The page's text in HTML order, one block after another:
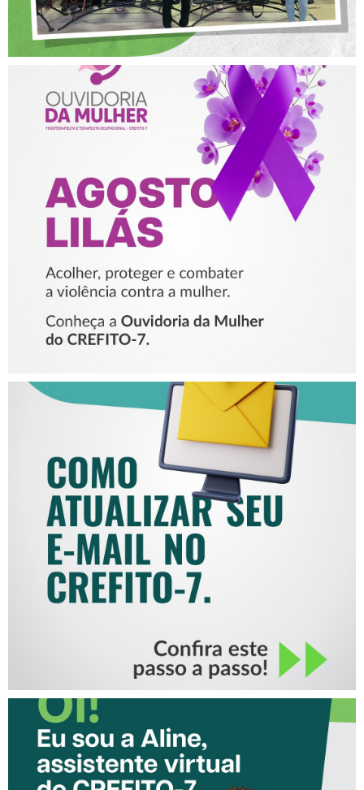
AGOSTO LILÁS – ACOLHER,
PROTEGER E COMBATER A
VIOLÊNCIA CONTRA A
MULHER
COMO ATUALIZAR SEU E-
MAIL NO CREFITO-7